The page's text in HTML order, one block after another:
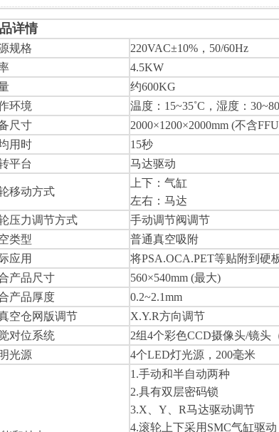
详情
规格
220VAC±10%，50/60Hz
4.5KW
约600KG
环境
温度：15~35˚C，湿度：
尺寸
2000×1200×2000mm (不含
用时
15秒
平台
马达驱动
移动方式
上下：气缸
左右：马达
压力调节方式
手动调节阀调节
类型
普通真空吸附
应用
将PSA.OCA.PET等贴附到硬
产品尺寸
560×540mm (最大)
产品厚度
0.2~2.1mm
空仓网版调节
X.Y.R方向调节
对位系统
2组4个彩色CCD摄像头/镜头
光源
4个LED灯光源，200毫米
1.手动和半自动两种
2.具有双层密码锁
3.X、Y、R马达驱动调节
4.滚轮上下采用SMC气缸驱动